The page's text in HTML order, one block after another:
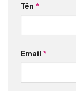
Tên *
Email *